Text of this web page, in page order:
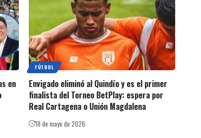
en
FÚTBOL
Envigado eliminó al Quindío y es el primer
finalista del Torneo BetPlay: espera por
Real Cartagena o Unión Magdalena
18 de mayo de 2026